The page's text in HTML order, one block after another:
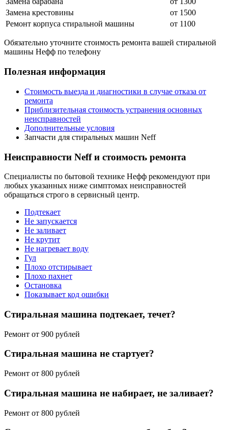
Замена крестовины
от 1500
Ремонт корпуса стиральной машины
от 1100
Обязательно уточните стоимость ремонта вашей стиральной
машины Нефф по телефону
Полезная информация
Стоимость выезда и диагностики в случае отказа от
ремонта
Приблизительная стоимость устранения основных
неисправностей
Дополнительные условия
Запчасти для стиральных машин Neff
Неисправности Neff и стоимость ремонта
Специалисты по бытовой технике Нефф рекомендуют при
любых указанных ниже симптомах неисправностей
обращаться строго в сервисный центр.
Подтекает
Не запускается
Не заливает
Не крутит
Не нагревает воду
Гул
Плохо отстирывает
Плохо пахнет
Остановка
Показывает код ошибки
Стиральная машина подтекает, течет?
Ремонт от 900 рублей
Стиральная машина не стартует?
Ремонт от 800 рублей
Стиральная машина не набирает, не заливает?
Ремонт от 800 рублей